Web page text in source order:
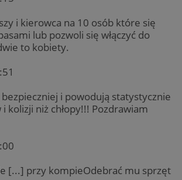
i kierowca na 10 osób które się
lub pozwoli się włączyć do
to kobiety.
i powodują statystycznie
kolizji niż chłopy!!! Pozdrawiam
[...] przy kompieOdebrać mu sprzęt